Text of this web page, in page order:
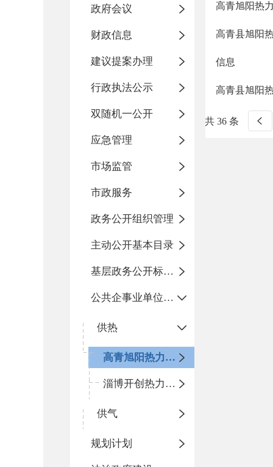
政府会议
财政信息
建议提案办理
行政执法公示
双随机一公开
应急管理
市场监管
市政服务
政务公开组织管理
主动公开基本目录
基层政务公开标准化规范化
公共企事业单位信息公开
供热
高青旭阳热力有限公司
淄博开创热力有限公司高青分公司
供气
规划计划
高青旭阳热
高青县旭阳
信息
高青县旭阳
共 36 条